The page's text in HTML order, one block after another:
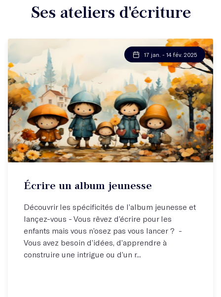
Ses ateliers d'écriture
17 jan. - 14 fév. 2025
Écrire un album jeunesse
Découvrir les spécificités de l’album jeunesse et
lançez-vous - Vous rêvez d’écrire pour les
enfants mais vous n’osez pas vous lancer ? -
Vous avez besoin d’idées, d’apprendre à
construire une intrigue ou d’un r...